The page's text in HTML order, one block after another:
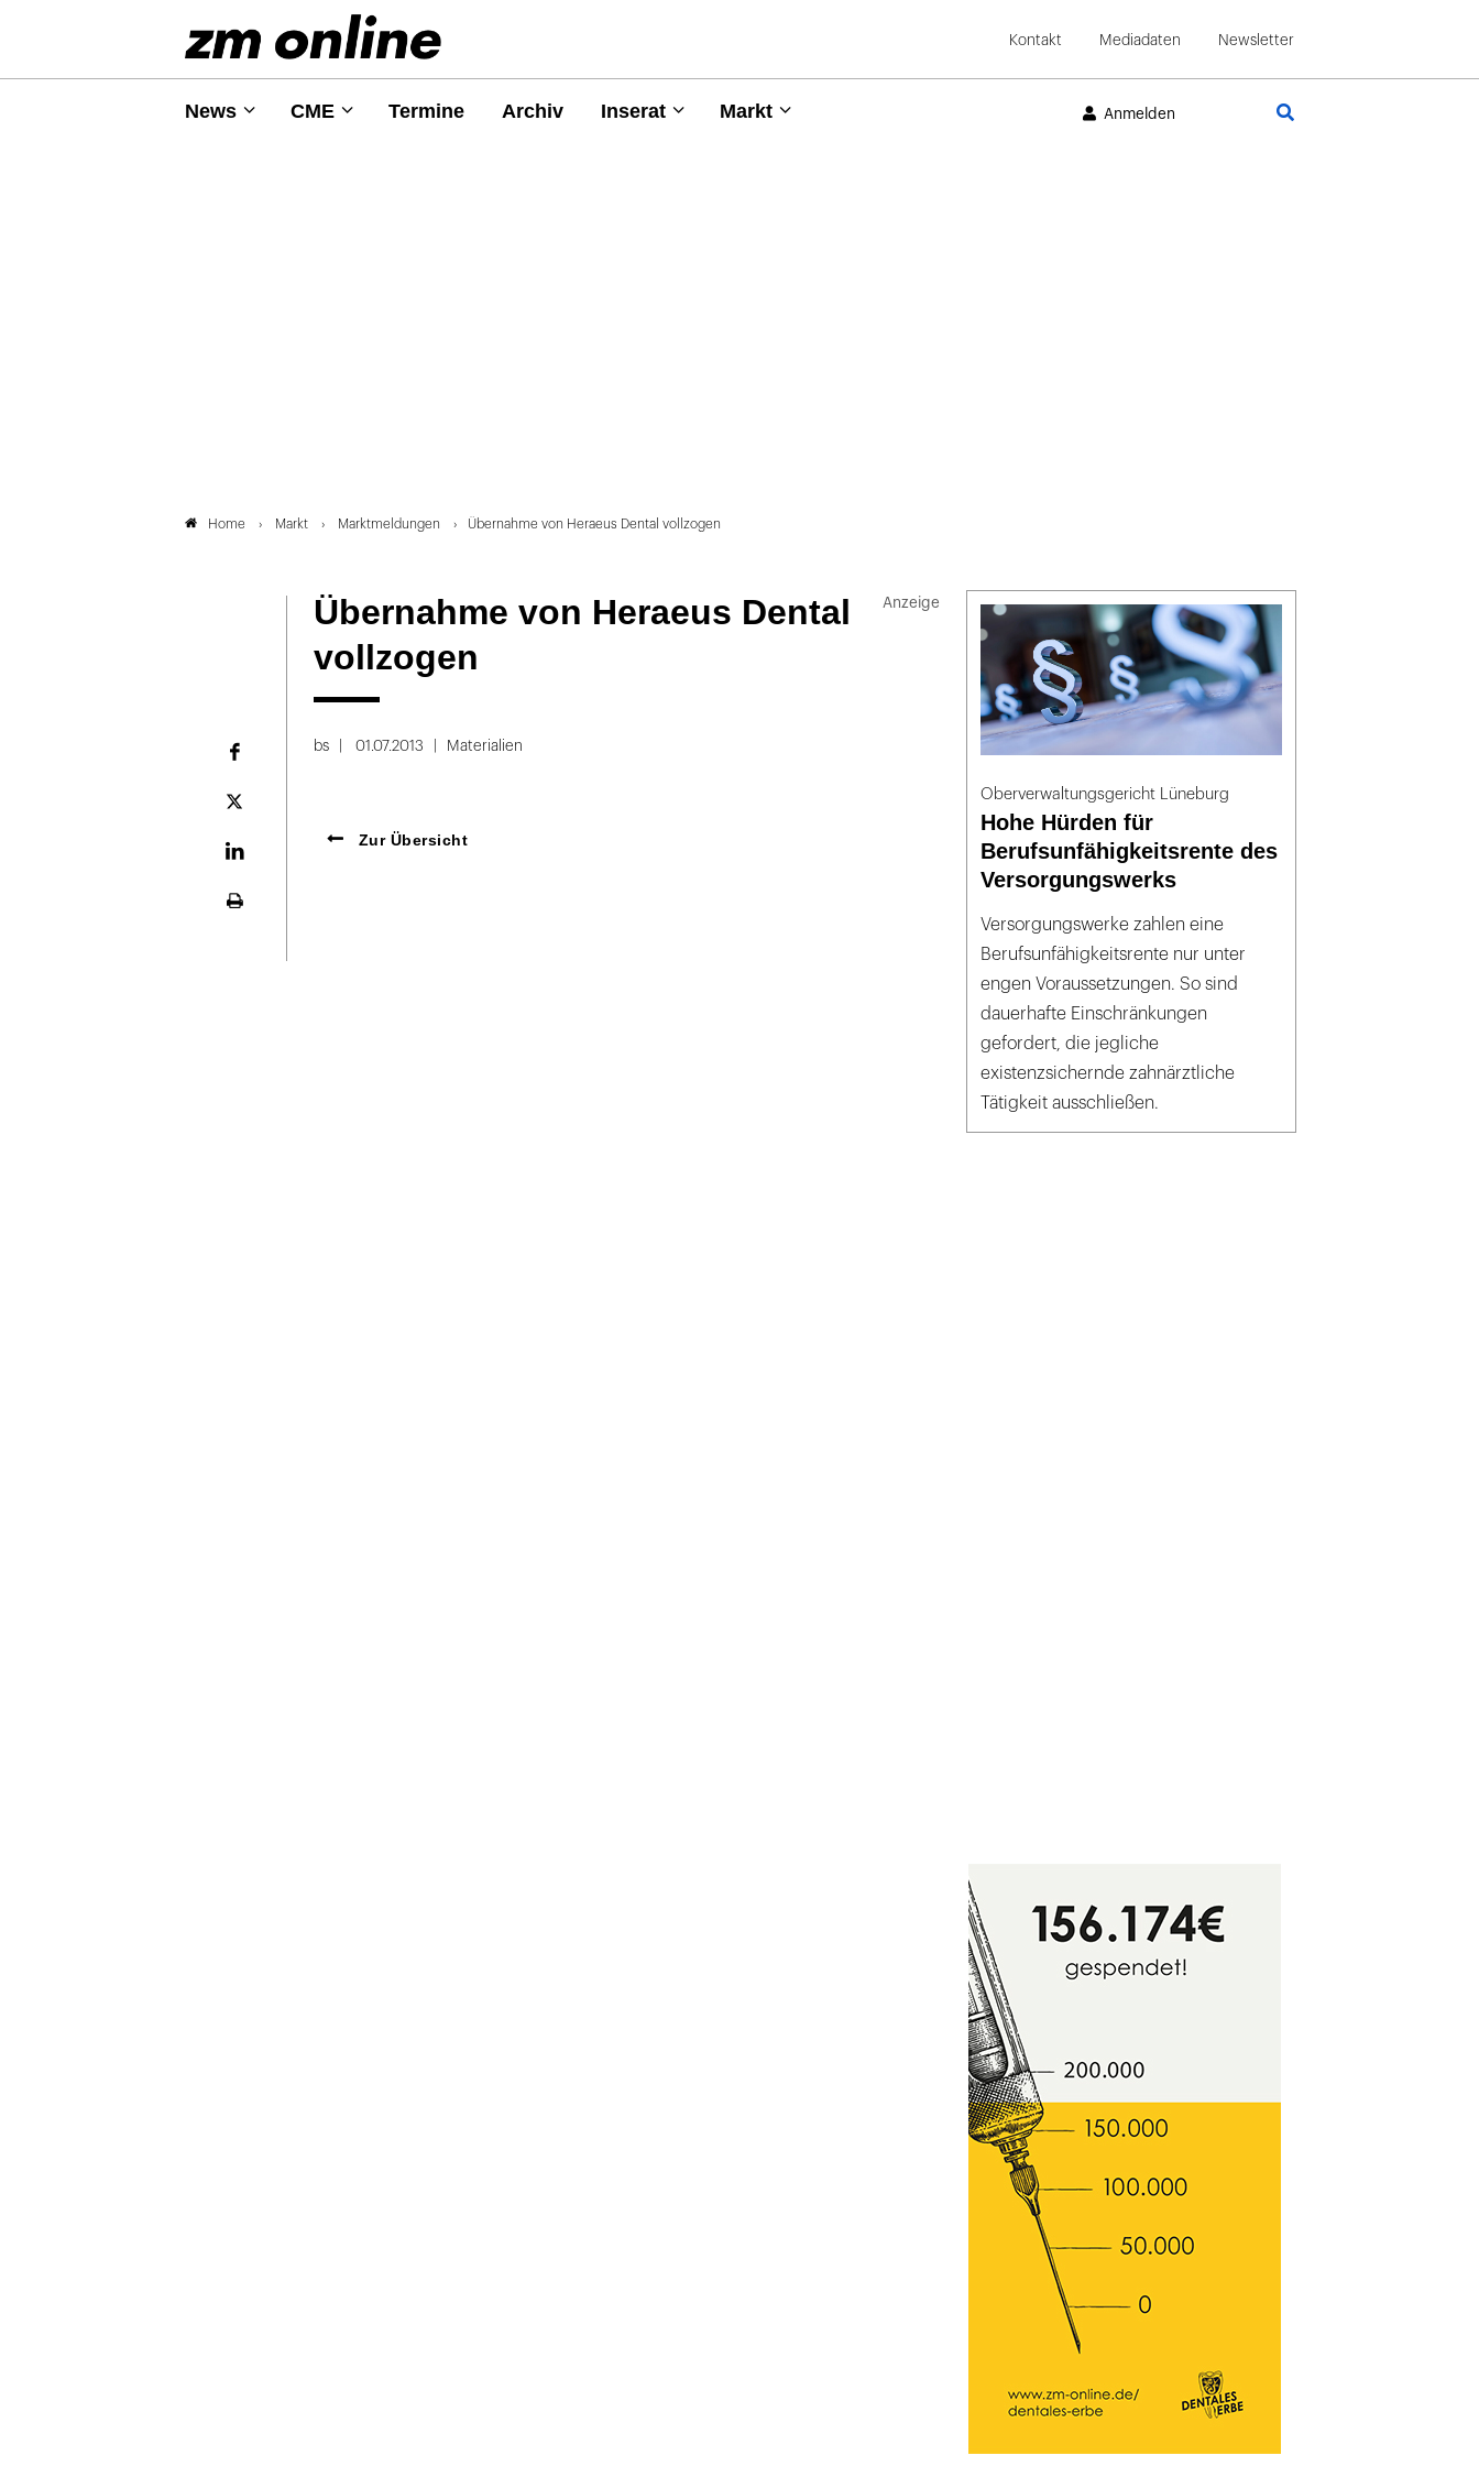
Kontakt Mediadaten Newsletter
News CME Termine Archiv Inserat Markt Anmelden
Home Markt Marktmeldungen Übernahme von Heraeus Dental vollzogen
Übernahme von Heraeus Dental
vollzogen
Plattform
bs 01.07.2013 Materialien
Zur Übersicht
Oberverwaltungsgericht Lüneburg
Hohe Hürden für
Berufsunfähigkeitsrente des
Versorgungswerks
Versorgungswerke zahlen eine
Berufsunfähigkeitsrente nur unter
engen Voraussetzungen. So sind
dauerhafte Einschränkungen
gefordert, die jegliche
existenzsichernde zahnärztliche
Tätigkeit ausschließen.